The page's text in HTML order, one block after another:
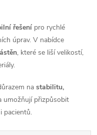
řešení pro rychlé
úprav. V nabídce
, které se liší velikostí,
na stabilitu,
umožňují přizpůsobit
pacientů.